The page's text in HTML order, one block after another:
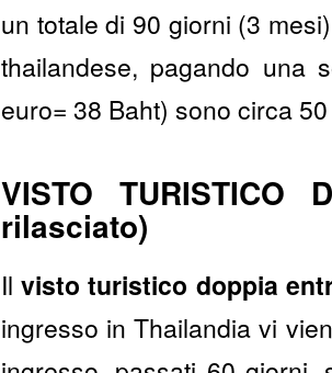
un totale di 90 giorni (3
thailandese, pagando una
euro= 38 Baht) sono circa
VISTO TURISTICO
rilasciato)
Ilvisto turistico doppia
ingresso in Thailandia vi